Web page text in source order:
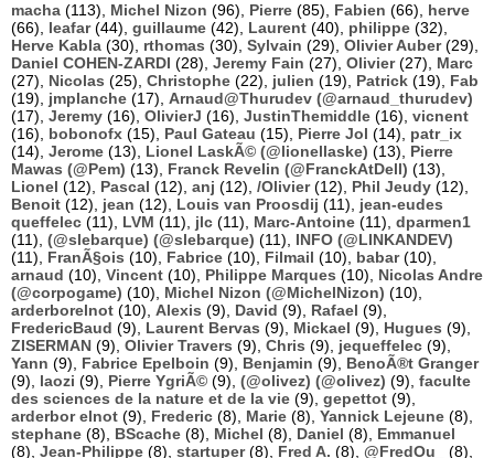
macha (113), Michel Nizon (96), Pierre (85), Fabien (66), herve
(66), leafar(44), guillaume (42), Laurent (40), philippe (32),
Herve Kabla (30), rthomas (30), Sylvain (29), Olivier Auber(29),
Daniel COHEN-ZARDI (28), Jeremy Fain (27), Olivier(27), Marc
(27), Nicolas (25), Christophe (22), julien (19), Patrick (19), Fab
(19), jmplanche (17), Arnaud@Thurudev (@arnaud_thurudev)
(17), Jeremy (16), OlivierJ (16), JustinThemiddle (16), vicnent
(16), bobonofx (15), Paul Gateau (15), Pierre Jol (14), patr_ix
(14), Jerome (13), Lionel LaskÃ© (@lionellaske) (13), Pierre
Mawas (@Pem) (13), Franck Revelin (@FranckAtDell) (13),
Lionel (12), Pascal (12), anj (12), /Olivier(12), Phil Jeudy (12),
Benoit (12), jean (12), Louis van Proosdij (11), jean-eudes
queffelec (11), LVM (11), jlc (11), Marc-Antoine (11), dparmen1
(11), (@slebarque) (@slebarque) (11), INFO (@LINKANDEV)
(11), FranÃ§ois (10), Fabrice (10), Filmail (10), babar(10),
arnaud (10), Vincent (10), Philippe Marques (10), Nicolas Andre
(@corpogame) (10), Michel Nizon (@MichelNizon) (10),
arderborelnot (10), Alexis (9), David (9), Rafael (9),
FredericBaud (9), Laurent Bervas (9), Mickael (9), Hugues (9),
ZISERMAN (9), Olivier Travers (9), Chris (9), jequeffelec (9),
Yann (9), Fabrice Epelboin (9), Benjamin (9), BenoÃ®t Granger
(9), laozi (9), Pierre YgriÃ© (9), (@olivez) (@olivez) (9), faculte
des sciences de la nature et de la vie (9), gepettot (9),
arderbor elnot (9), Frederic (8), Marie (8), Yannick Lejeune (8),
stephane (8), BScache (8), Michel (8), Daniel (8), Emmanuel
(8), Jean-Philippe (8), startuper(8), Fred A. (8), @FredOu_
(8),